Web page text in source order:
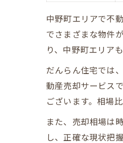
中野町エリアで不
でさまざまな物件
り、中野町エリア
だんらん住宅では
動産売却サービス
ございます。相場
また、売却相場は
し、正確な現状把